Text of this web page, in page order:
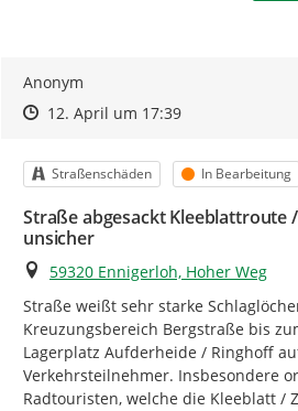
Achten Sie bei Ihrer
Benutzungsregeln– bleiben Sie
verstoßen. Uns ist ein
Miteinander sehr wichtig – egal ob
oder schriftlich.
Vielen Dank!
Anonym
Zeitpunkt des Erstellens
Zeitpunkt des Erstellens
12. April um 17:39Zur Äußerung
Kategorie
Straßenschäden Status
In Bearbeitung
Straße abgesackt Kleeblattroute
unsicher
Ort
59320 Ennigerloh, Hoher Weg
Straße weißt sehr starke
Kreuzungsbereich Bergstraße bis
Lagerplatz Aufderheide / Ringhoff
Verkehrsteilnehmer. Insbesondere
Radtouristen, welche die Kleeblatt /